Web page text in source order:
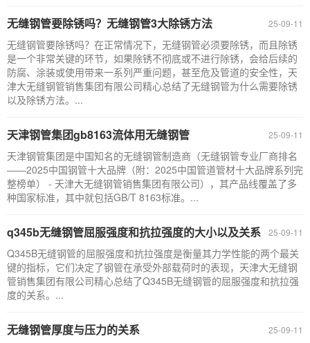
25-09-11
无缝钢管要除锈吗？无缝钢管3大除锈方法
无缝钢管要除锈吗？在正常情况下，无缝钢管必须要除锈，而且除锈
是一个非常关键的环节，如果除锈不彻底或不进行除锈，会给后续的
防腐、涂装或使用带来一系列严重问题，甚至危及管道的安全性，天
津大无缝钢管销售集团有限公司精心总结了无缝钢管为什么需要除锈
以及除锈方法。...
25-09-11
天津钢管集团gb8163流体用无缝钢管
天津钢管集团是中国知名的无缝钢管制造商（无缝钢管专业厂商排名
——2025中国钢管十大品牌（附：2025中国管道管材十大品牌系列完
整榜单） - 天津大无缝钢管销售集团有限公司），其产品线覆盖了多
种国家标准，其中就包括GB/T 8163标准。...
25-09-11
q345b无缝钢管屈服强度和抗拉强度的大小以及关系
Q345B无缝钢管的屈服强度和抗拉强度是衡量其力学性能的两个最关
键的指标，它们决定了钢管在承受外部载荷时的表现，天津大无缝钢
管销售集团有限公司精心总结了Q345B无缝钢管的屈服强度和抗拉强
度的关系。...
25-09-11
无缝钢管厚度与压力的关系